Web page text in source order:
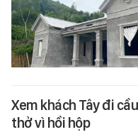
Xem khách Tây đi
thở vì hồi hộp